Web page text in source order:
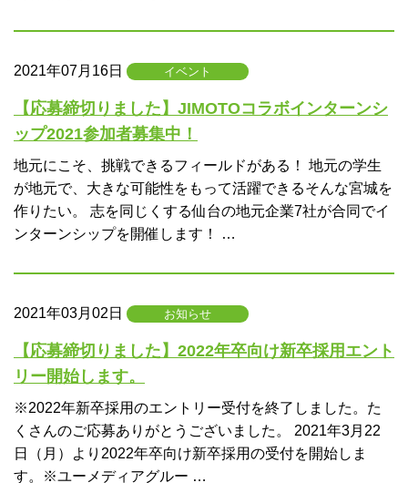
2021年07月16日 イベント
【応募締切りました】JIMOTOコラボインターンシ
ップ2021参加者募集中！
地元にこそ、挑戦できるフィールドがある！ 地元の学生
が地元で、大きな可能性をもって活躍できるそんな宮城を
作りたい。 志を同じくする仙台の地元企業7社が合同でイ
ンターンシップを開催します！ …
2021年03月02日 お知らせ
【応募締切りました】2022年卒向け新卒採用エント
リー開始します。
※2022年新卒採用のエントリー受付を終了しました。た
くさんのご応募ありがとうございました。 2021年3月22
日（月）より2022年卒向け新卒採用の受付を開始しま
す。※ユーメディアグルー …